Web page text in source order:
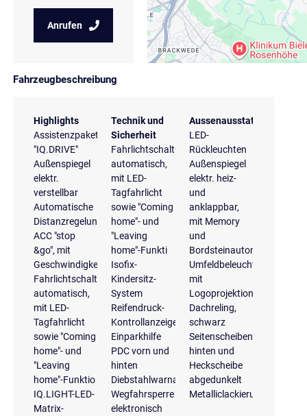
Anrufen
Fahrzeugbeschreibung
Highlights
Assistenzpaket
"IQ.DRIVE"
Außenspiegel
elektr.
verstellbar
Automatische
Distanzregelung
ACC "stop
&go", mit
Geschwindigkeitsbegrenzer
Fahrlichtschaltung
automatisch,
mit LED-
Tagfahrlicht
sowie "Coming
home"- und
"Leaving
home"-Funktio
IQ.LIGHT-LED-
Matrix-
Technik und
Sicherheit
Fahrlichtschaltung
automatisch,
mit LED-
Tagfahrlicht
sowie "Coming
home"- und
"Leaving
home"-Funkti
Isofix-
Kindersitz-
System
Reifendruck-
Kontrollanzeige
Einparkhilfe
PDC vorn und
hinten
Diebstahlwarnanlage
Wegfahrsperre
elektronisch
Aussenausstattung
LED-
Rückleuchten
Außenspiegel
elektr. heiz-
und
anklappbar,
mit Memory
und
Bordsteinautomatik
Umfeldbeleuchtung
mit
Logoprojektion
Dachreling,
schwarz
Seitenscheiben
hinten und
Heckscheibe
abgedunkelt
Metalliclackierung